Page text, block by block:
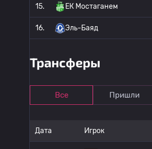
15. ЕК Мостаганем
16. Эль-Баяд
Трансферы
Все Пришли
Дата Игрок